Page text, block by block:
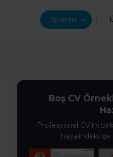
İşveren |
Boş CV
Profesyonel CV’ini
hayalindeki işe